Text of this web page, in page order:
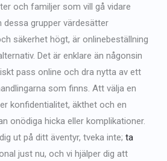
och familjer som vill gå vidare
grupper värdesätter
säkerhet högt, är onlinebeställning
Det är enklare än någonsin
pass online och dra nytta av ett
som finns. Att välja en
konfidentialitet, äkthet och en
onödiga hicka eller komplikationer.
ut på ditt äventyr, tveka inte; ta
just nu, och vi hjälper dig att